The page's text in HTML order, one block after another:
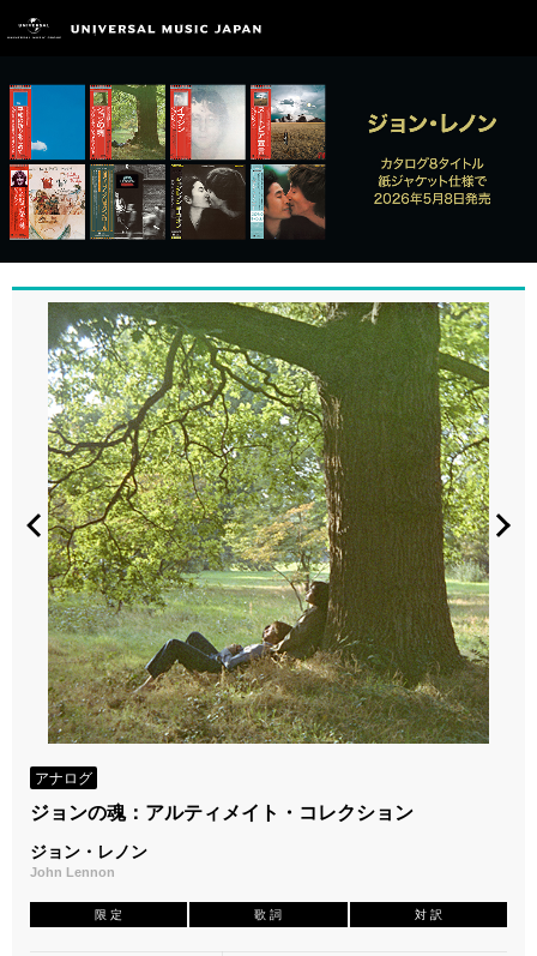
アナログ
ジョンの魂：アルティメイト・コレクション
ジョン・レノン
John Lennon
限 定 歌 詞 対 訳